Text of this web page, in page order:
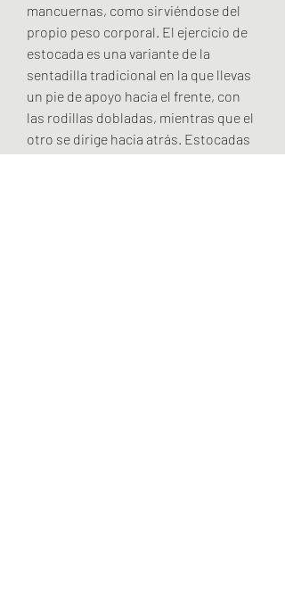
mancuernas, como sirviéndose del
propio peso corporal. El ejercicio de
estocada es una variante de la
sentadilla tradicional en la que llevas
un pie de apoyo hacia el frente, con
las rodillas dobladas, mientras que el
otro se dirige hacia atrás. Estocadas
frontales; Las estocadas frontales